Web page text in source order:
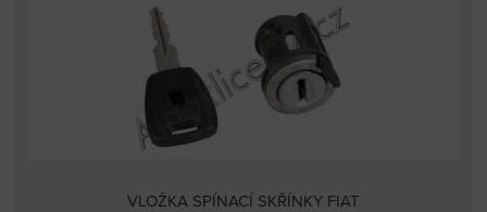
VLOŽKA SPÍNACÍ SKŘÍNKY FIAT